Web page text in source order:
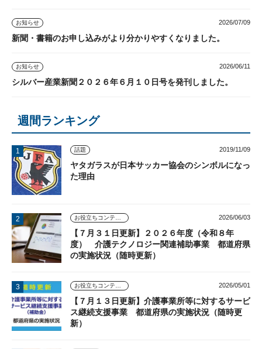
お知らせ 2026/07/09
新聞・書籍のお申し込みがより分かりやすくなりました。
お知らせ 2026/06/11
シルバー産業新聞２０２６年６月１０日号を発刊しました。
週間ランキング
話題 2019/11/09
ヤタガラスが日本サッカー協会のシンボルになっ
た理由
お役立ちコンテンツ 2026/06/03
【７月３１日更新】２０２６年度（令和８年
度） 介護テクノロジー関連補助事業 都道府県
の実施状況（随時更新）
お役立ちコンテンツ 2026/05/01
【７月１３日更新】介護事業所等に対するサービ
ス継続支援事業 都道府県の実施状況（随時更
新）